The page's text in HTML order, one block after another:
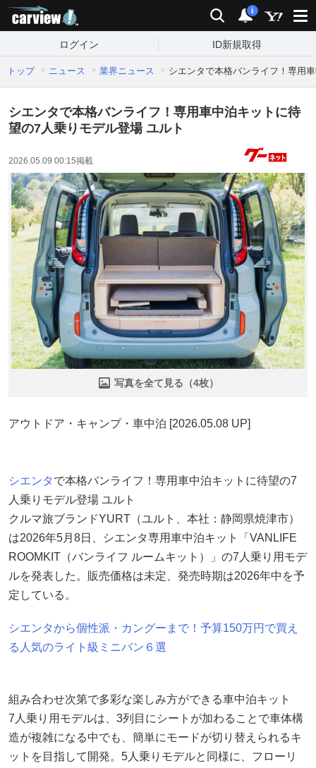
検索 通知
i
ログイン ID新規取得
トップ ニュース 業界ニュース シエンタで本格バンライフ！専用
シエンタで本格バンライフ！専用車中泊キットに待
望の7人乗りモデル登場 ユルト
2026.05.09 00:15掲載
写真を全て見る（4枚）
アウトドア・キャンプ・車中泊 [2026.05.08 UP]
シエンタ で本格バンライフ！専用車中泊キットに待望の7
人乗りモデル登場 ユルト
クルマ旅ブランドYURT（ユルト、本社：静岡県焼津市）
は2026年5月8日、シエンタ専用車中泊キット「VANLIFE
ROOMKIT（バンライフ ルームキット）」の7人乗り用モデ
ルを発表した。販売価格は未定、発売時期は2026年中を予
定している。
シエンタから個性派・カングーまで！予算150万円で買え
る人気のライト級ミニバン６選
組み合わせ次第で多彩な楽しみ方ができる車中泊キット
7人乗り用モデルは、3列目にシートが加わることで車体構
造が複雑になる中でも、簡単にモードが切り替えられるキ
ットを目指して開発。5人乗りモデルと同様に、フローリ